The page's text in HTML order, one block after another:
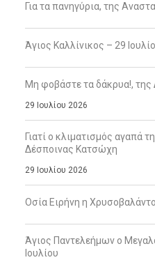
Για τα πανηγύρια, της
Άγιος Καλλίνικος – 29
Μη φοβάστε τα δάκρυα!,
29 Ιουλίου 2026
Γιατί ο κλιματισμός αγαπά
Δέσποινας Κατσώχη
29 Ιουλίου 2026
Οσία Ειρήνη η
Άγιος Παντελεήμων ο
Ιουλίου